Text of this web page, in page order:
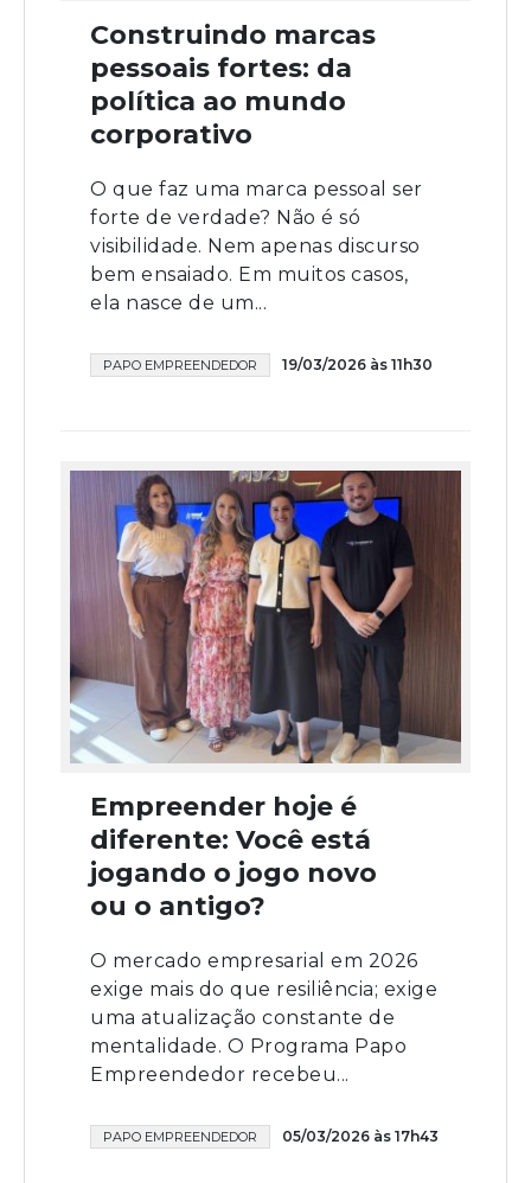
Construindo marcas
pessoais fortes: da
política ao mundo
corporativo
O que faz uma marca pessoal ser
forte de verdade? Não é só
visibilidade. Nem apenas discurso
bem ensaiado. Em muitos casos,
ela nasce de um...
PAPO EMPREENDEDOR 19/03/2026 às 11h30
Empreender hoje é
diferente: Você está
jogando o jogo novo
ou o antigo?
O mercado empresarial em 2026
exige mais do que resiliência; exige
uma atualização constante de
mentalidade. O Programa Papo
Empreendedor recebeu...
PAPO EMPREENDEDOR 05/03/2026 às 17h43